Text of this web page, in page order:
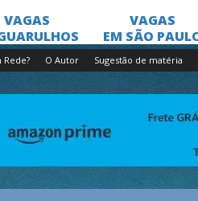
O Autor Sugestão de matéria